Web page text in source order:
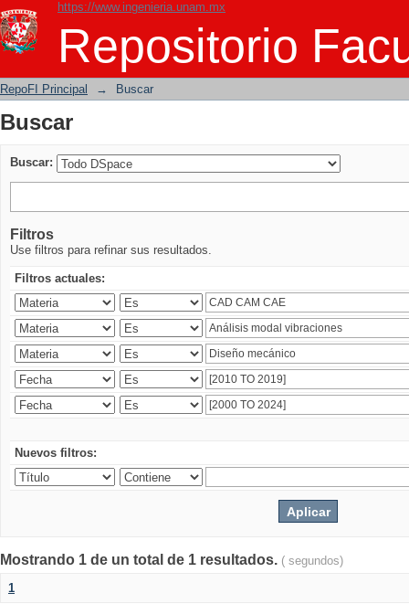
https://www.ingenieria.unam.mx
Repositorio
Buscar
RepoFI Principal → Buscar
Buscar
Buscar:
Filtros
Use filtros para refinar sus resultados.
Filtros actuales:
Nuevos filtros:
Mostrando 1 de un total de 1 resultados. ( segundos)
1